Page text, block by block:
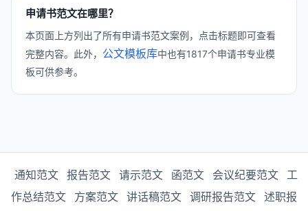
申请书范文在哪里？
本页面上方列出了所有申请书范文案例，点击标题即可查看
完整内容。此外， 公文模板库中也有1817个申请书专业模
板可供参考。
通知范文 报告范文 请示范文 函范文 会议纪要范文 工
作总结范文
方案范文 讲话稿范文 调研报告范文 述职报